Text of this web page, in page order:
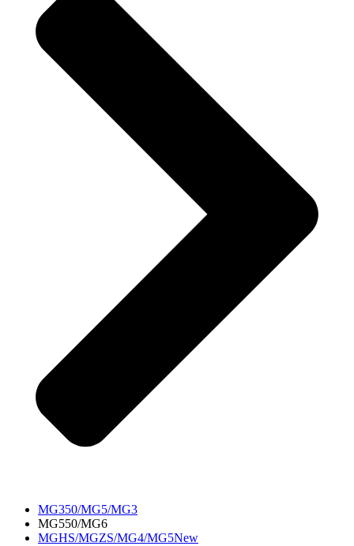
MG350/MG5/MG3
MG550/MG6
MGHS/MGZS/MG4/MG5New